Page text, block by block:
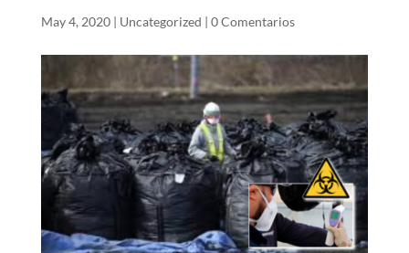
May 4, 2020| Uncategorized | 0 Comentarios